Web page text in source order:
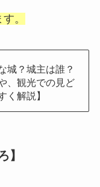
。
城？城主は誰？
、観光での見ど
く解説】
】